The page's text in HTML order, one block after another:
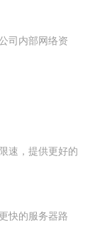
司内部网络资
速，提供更好的
快的服务器路